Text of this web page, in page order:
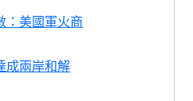
：美國軍火商
成兩岸和解